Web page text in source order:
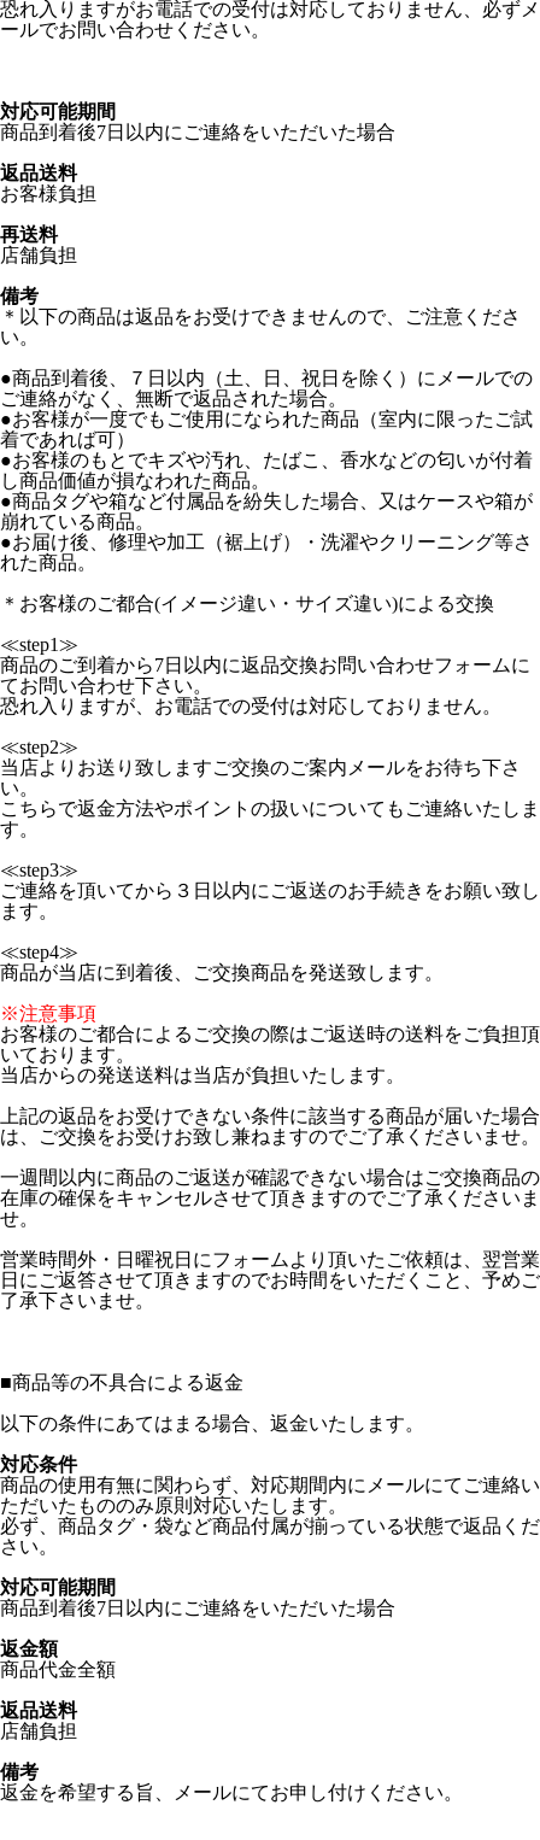
恐れ入りますがお電話での受付は対応しておりません、必ずメ
ールでお問い合わせください。
対応可能期間
商品到着後7日以内にご連絡をいただいた場合
返品送料
お客様負担
再送料
店舗負担
備考
＊以下の商品は返品をお受けできませんので、ご注意くださ
い。
●商品到着後、７日以内（土、日、祝日を除く）にメールでの
ご連絡がなく、無断で返品された場合。
●お客様が一度でもご使用になられた商品（室内に限ったご試
着であれば可）
●お客様のもとでキズや汚れ、たばこ、香水などの匂いが付着
し商品価値が損なわれた商品。
●商品タグや箱など付属品を紛失した場合、又はケースや箱が
崩れている商品。
●お届け後、修理や加工（裾上げ）・洗濯やクリーニング等さ
れた商品。
＊お客様のご都合(イメージ違い・サイズ違い)による交換
≪step1≫
商品のご到着から7日以内に返品交換お問い合わせフォームに
てお問い合わせ下さい。
恐れ入りますが、お電話での受付は対応しておりません。
≪step2≫
当店よりお送り致しますご交換のご案内メールをお待ち下さ
い。
こちらで返金方法やポイントの扱いについてもご連絡いたしま
す。
≪step3≫
ご連絡を頂いてから３日以内にご返送のお手続きをお願い致し
ます。
≪step4≫
商品が当店に到着後、ご交換商品を発送致します。
※注意事項
お客様のご都合によるご交換の際はご返送時の送料をご負担頂
いております。
当店からの発送送料は当店が負担いたします。
上記の返品をお受けできない条件に該当する商品が届いた場合
は、ご交換をお受けお致し兼ねますのでご了承くださいませ。
一週間以内に商品のご返送が確認できない場合はご交換商品の
在庫の確保をキャンセルさせて頂きますのでご了承くださいま
せ。
営業時間外・日曜祝日にフォームより頂いたご依頼は、翌営業
日にご返答させて頂きますのでお時間をいただくこと、予めご
了承下さいませ。
■商品等の不具合による返金
以下の条件にあてはまる場合、返金いたします。
対応条件
商品の使用有無に関わらず、対応期間内にメールにてご連絡い
ただいたもののみ原則対応いたします。
必ず、商品タグ・袋など商品付属が揃っている状態で返品くだ
さい。
対応可能期間
商品到着後7日以内にご連絡をいただいた場合
返金額
商品代金全額
返品送料
店舗負担
備考
返金を希望する旨、メールにてお申し付けください。